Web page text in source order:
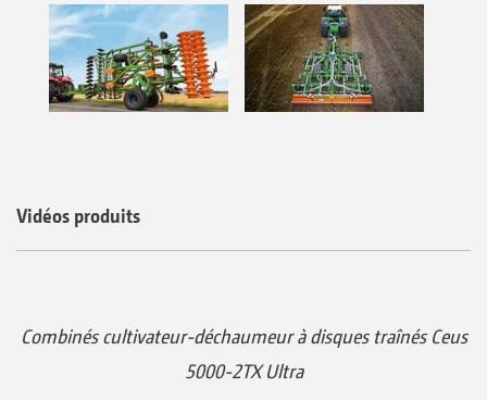
Vidéos produits
Combinés cultivateur-déchaumeur à disques traînés Ceus
5000-2TX Ultra